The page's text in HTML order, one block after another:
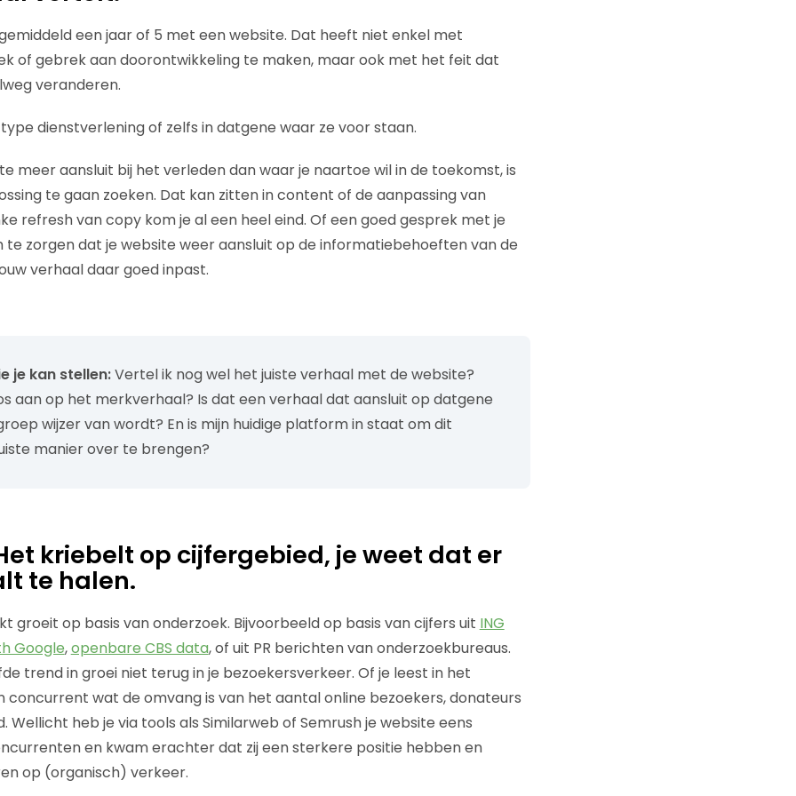
een jaar of 5 met een website. Dat heeft niet enkel met
of gebrek aan doorontwikkeling te maken, maar ook met het feit dat
veranderen.
dienstverlening of zelfs in datgene waar ze voor staan.
meer aansluit bij het verleden dan waar je naartoe wil in de toekomst, is
te gaan zoeken. Dat kan zitten in content of de aanpassing van
refresh van copy kom je al een heel eind. Of een goed gesprek met je
zorgen dat je website weer aansluit op de informatiebehoeften van de
verhaal daar goed inpast.
je kan stellen:Vertel ik nog wel het juiste verhaal met de website?
aan op het merkverhaal? Is dat een verhaal dat aansluit op datgene
wijzer van wordt? En is mijn huidige platform in staat om dit
manier over te brengen?
kriebelt op cijfergebied, je weet dat er
te halen.
groeit op basis van onderzoek. Bijvoorbeeld op basis van cijfers uit ING
Google,openbare CBS data, of uit PR berichten van onderzoekbureaus.
trend in groei niet terug in je bezoekersverkeer. Of je leest in het
concurrent wat de omvang is van het aantal online bezoekers, donateurs
Wellicht heb je via tools als Similarweb of Semrush je website eens
en kwam erachter dat zij een sterkere positie hebben en
op (organisch) verkeer.